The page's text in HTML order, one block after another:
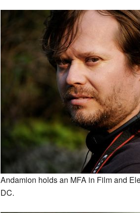
Andamion holds an MFA in Film and
DC.